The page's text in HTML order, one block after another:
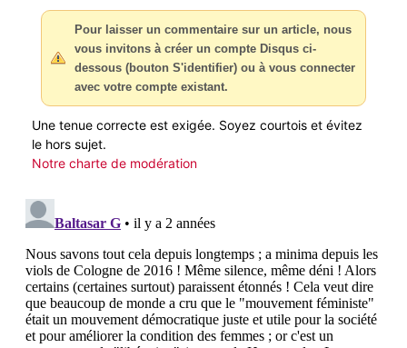
Pour laisser un commentaire sur un article, nous
vous invitons à créer un compte Disqus ci-
dessous (bouton S'identifier) ou à vous connecter
avec votre compte existant.
Une tenue correcte est exigée. Soyez courtois et évitez
le hors sujet.
Notre charte de modération